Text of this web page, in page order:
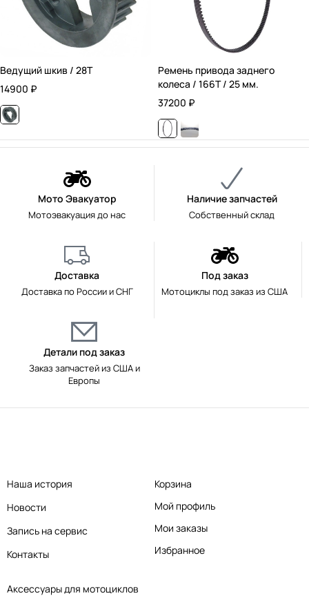
Ведущий шкив / 28T
14900 ₽
Ремень привода заднего
колеса / 166T / 25 мм.
37200 ₽
Мото Эвакуатор
Мотоэвакуация до нас
Наличие запчастей
Собственный склад
Доставка
Доставка по России и СНГ
Под заказ
Мотоциклы под заказ из США
Детали под заказ
Заказ запчастей из США и
Европы
Аксессуары для мотоциклов
Наша история
Новости
Запись на сервис
Контакты
Корзина
Мой профиль
Мои заказы
Избранное